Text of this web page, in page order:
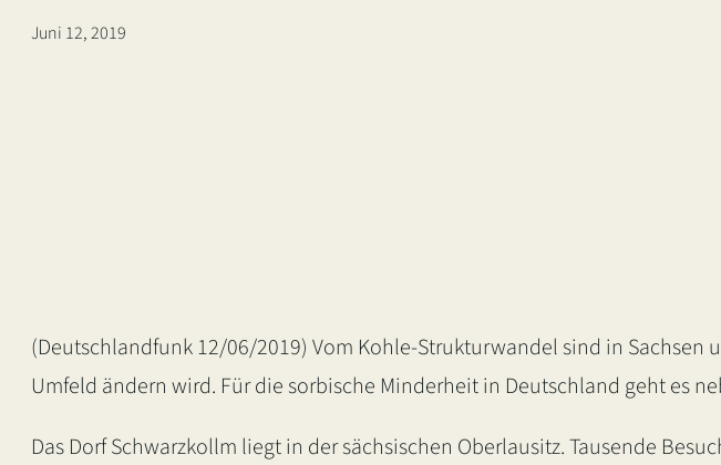
Juni 12, 2019
(Deutschlandfunk 12/06/2019) Vom Kohle-Strukturwandel sind in
Umfeld ändern wird. Für die sorbische Minderheit in Deutschland geht es
Das Dorf Schwarzkollm liegt in der sächsischen Oberlausitz. Tausende